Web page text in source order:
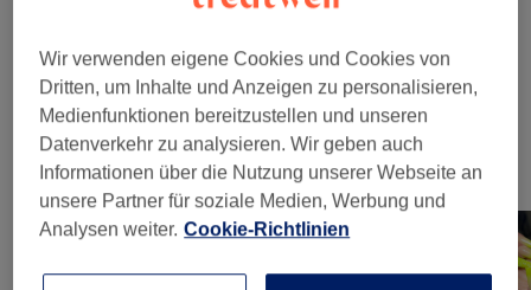
Nagelmodellage (10) ab 5 €
Unsere Arbeit
Bild anklicken für weitere Details
Wir verwenden eigene Cookies und Cookies von
Dritten, um Inhalte und Anzeigen zu personalisieren,
Medienfunktionen bereitzustellen und unseren
Datenverkehr zu analysieren. Wir geben auch
Informationen über die Nutzung unserer Webseite an
unsere Partner für soziale Medien, Werbung und
Analysen weiter. Cookie-Richtlinien